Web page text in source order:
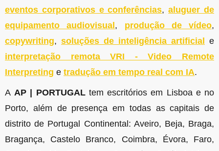
eventos corporativos e conferências,aluguer de
equipamento audiovisual , produção de vídeo,
copywriting, soluções de inteligência artificial
e
interpretação remota VRI - Video Remote
Interpreting e tradução em tempo real com IA.
A AP | PORTUGAL tem escritórios em Lisboa e no
Porto, além de presença em todas as capitais de
distrito de Portugal Continental: Aveiro, Beja, Braga,
Bragança, Castelo Branco, Coimbra, Évora, Faro,